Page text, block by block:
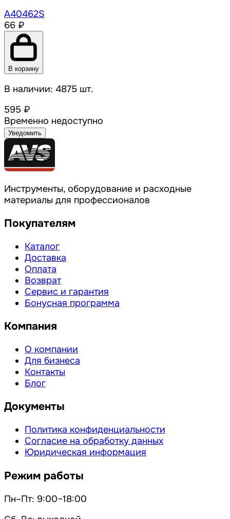
A40462S
66 ₽
В корзину
В наличии: 4875 шт.
595 ₽
Временно недоступно
Уведомить
Инструменты, оборудование и расходные
материалы для профессионалов
Покупателям
Каталог
Доставка
Оплата
Возврат
Сервис и гарантия
Бонусная программа
Компания
О компании
Для бизнеса
Контакты
Блог
Документы
Политика конфиденциальности
Согласие на обработку данных
Юридическая информация
Режим работы
Пн–Пт: 9:00–18:00